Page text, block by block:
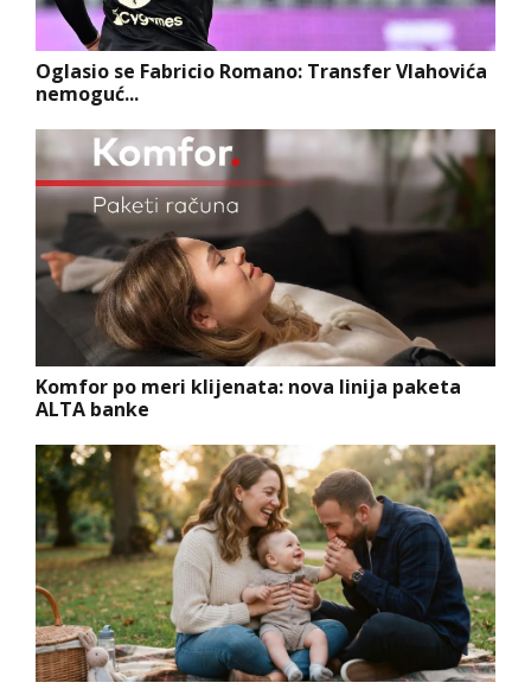
Oglasio se Fabricio Romano: Transfer Vlahovića
nemoguć...
Komfor po meri klijenata: nova linija paketa
ALTA banke